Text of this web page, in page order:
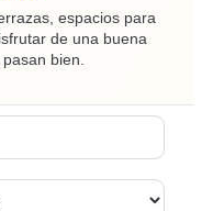
espacios para
de una buena
bien.